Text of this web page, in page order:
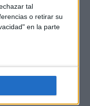
tal
o retirar su
en la parte